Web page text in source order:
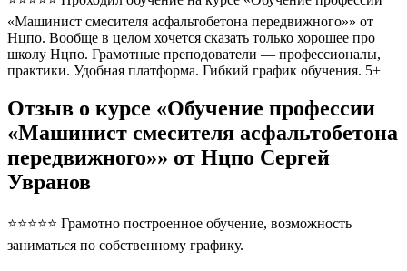
«Машинист смесителя асфальтобетона передвижного»» от
Нцпо. Вообще в целом хочется сказать только хорошее про
школу Нцпо. Грамотные преподователи — профессионалы,
практики. Удобная платформа. Гибкий график обучения. 5+
Отзыв о курсе «Обучение профессии
«Машинист смесителя асфальтобетона
передвижного»» от Нцпо Сергей
Увранов
⭐⭐⭐⭐⭐ Грамотно построенное обучение, возможность
заниматься по собственному графику.